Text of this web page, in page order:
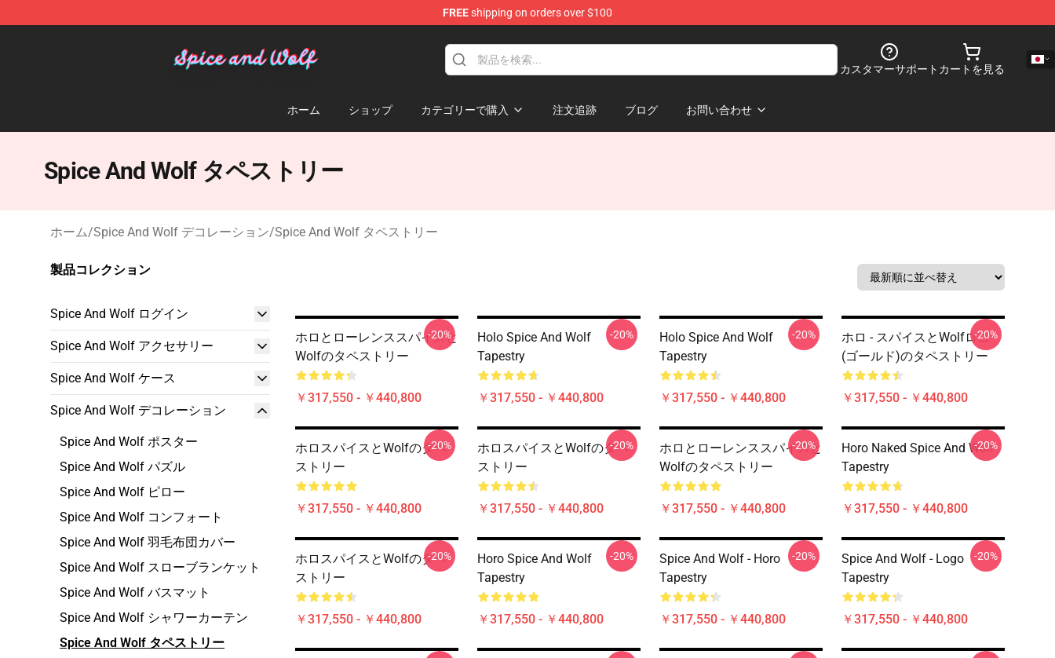
FREEshipping on orders over $100
カスタマーサポート カートを見る
ホーム ショップ カテゴリーで購入 注文追跡 ブログ お問い合わせ
Spice And Wolf タペストリー
ホーム/Spice And Wolf デコレーション/Spice And Wolf タペストリー
製品コレクション
Spice And Wolf ログイン
Spice And Wolf アクセサリー
Spice And Wolf ケース
Spice And Wolf デコレーション
Spice And Wolf ポスター
Spice And Wolf パズル
Spice And Wolf ピロー
Spice And Wolf コンフォート
Spice And Wolf 羽毛布団カバー
Spice And Wolf スローブランケット
Spice And Wolf バスマット
Spice And Wolf シャワーカーテン
Spice And Wolf タペストリー
ホロとローレンススパイスと
Wolfのタペストリー
￥317,550 - ￥440,800
-20%
Holo Spice And Wolf
Tapestry
￥317,550 - ￥440,800
-20%
Holo Spice And Wolf
Tapestry
￥317,550 - ￥440,800
-20%
ホロ - スパイスとWolfロゴ
(ゴールド)のタペストリー
￥317,550 - ￥440,800
-20%
ホロスパイスとWolfのタペ
ストリー
￥317,550 - ￥440,800
-20%
ホロスパイスとWolfのタペ
ストリー
￥317,550 - ￥440,800
-20%
ホロとローレンススパイスと
Wolfのタペストリー
￥317,550 - ￥440,800
-20%
Horo Naked Spice And Wolf
Tapestry
￥317,550 - ￥440,800
-20%
ホロスパイスとWolfのタペ
ストリー
￥317,550 - ￥440,800
-20%
Horo Spice And Wolf
Tapestry
￥317,550 - ￥440,800
-20%
Spice And Wolf - Horo
Tapestry
￥317,550 - ￥440,800
-20%
Spice And Wolf - Logo
Tapestry
￥317,550 - ￥440,800
-20%